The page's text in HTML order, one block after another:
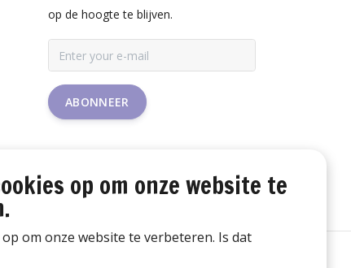
op de hoogte te blijven.
ABONNEER
op om onze website te
om onze website te verbeteren. Is dat